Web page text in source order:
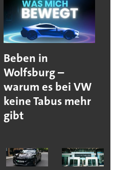
Beben in
Wolfsburg –
warum es bei VW
keine Tabus mehr
gibt